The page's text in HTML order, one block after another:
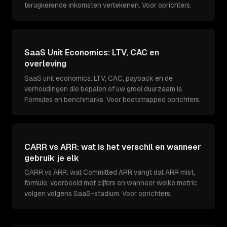
terugkerende inkomsten vertekenen. Voor oprichters.
SaaS Unit Economics: LTV, CAC en
overleving
SaaS unit economics: LTV, CAC, payback en de
verhoudingen die bepalen of uw groei duurzaam is.
Formules en benchmarks. Voor bootstrapped oprichters.
CARR vs ARR: wat is het verschil en wanneer
gebruik je elk
CARR vs ARR: wat Committed ARR vangt dat ARR mist,
formule, voorbeeld met cijfers en wanneer welke metric
volgen volgens SaaS-stadium. Voor oprichters.